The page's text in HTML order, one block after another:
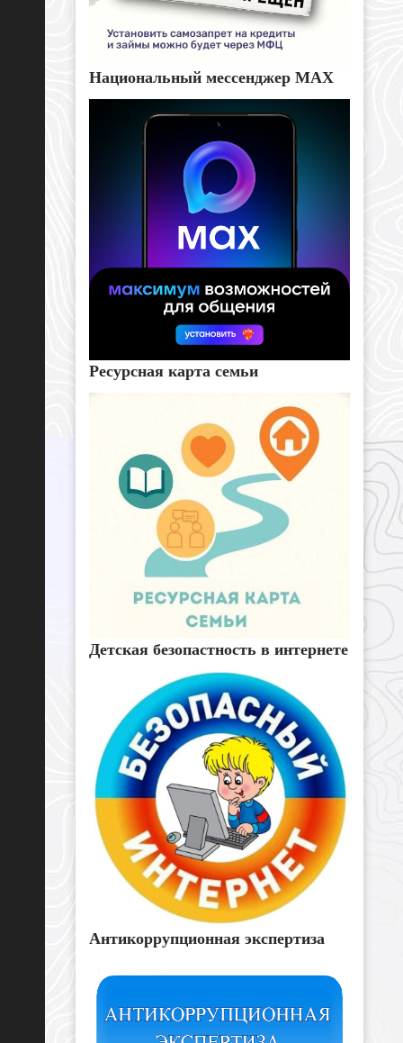
Национальный мессенджер MAX
Ресурсная карта семьи
Детская безопастность в интернете
Антикоррупционная экспертиза